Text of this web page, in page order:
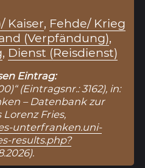
Kaiser, Fehde/ Krieg
(Verpfändung),
, Dienst (Reisdienst)
Eintrag:
(Eintragsnr.: 3162), in:
– Datenbank zur
Fries,
unterfranken.uni-
results.php?